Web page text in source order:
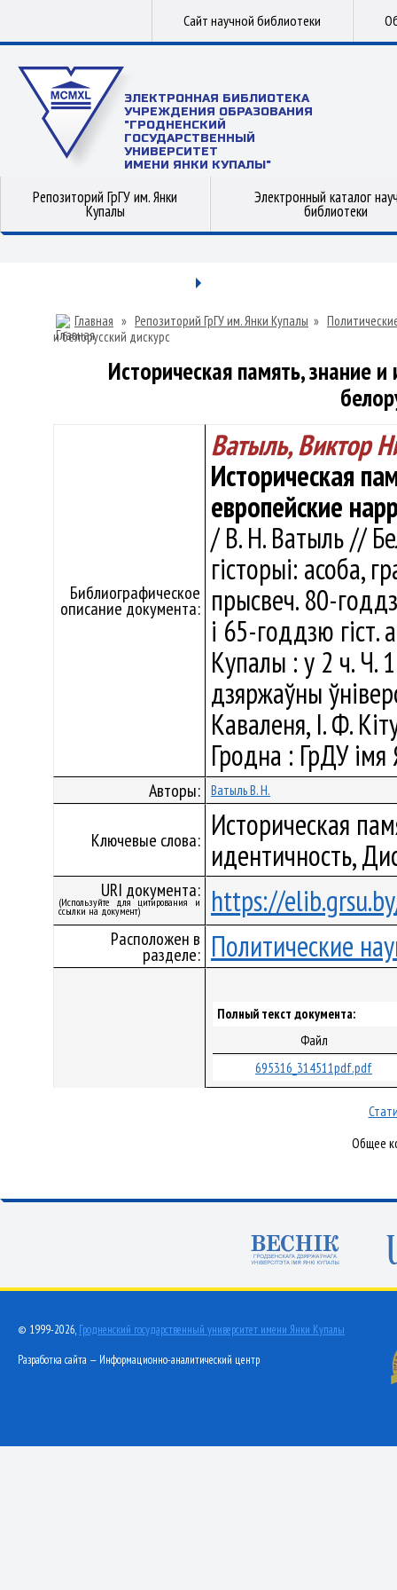
Сайт научной библиотеки
ЭЛЕКТРОННАЯ БИБЛИОТЕКА
УЧРЕЖДЕНИЯ ОБРАЗОВАНИЯ
"ГРОДНЕНСКИЙ
ГОСУДАРСТВЕННЫЙ
УНИВЕРСИТЕТ
ИМЕНИ ЯНКИ КУПАЛЫ"
Репозиторий ГрГУ им. Янки
Купалы
Электронный каталог
библиотеки
Главная » Репозиторий ГрГУ им. Янки Купалы »
и белорусский дискурс
Историческая память, знание
Библиографическое
описание документа:
Ватыль, Виктор
Историческая
европейские
/ В. Н. Ватыль //
гісторыі: асоба,
прысвеч. 80-
і 65-годдзю гіст.
Купалы : у 2 ч. Ч.
дзяржаўны
Каваленя, І. Ф.
Гродна : ГрДУ
Авторы: Ватыль В. Н.
Ключевые слова: Историческая
идентичность,
URI документа:
(Используйте для цитирования и
ссылки на документ) https://
Расположен в
разделе: Политические
Полный текст документа:
Файл
695316_314511pdf.pdf
Общее
© 1999-2026, Гродненский государственный университет имени Янки Купалы
Разработка сайта — Информационно-аналитический центр